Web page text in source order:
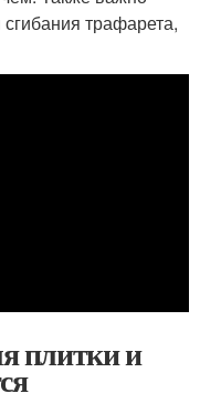
трафарета,
плитки и